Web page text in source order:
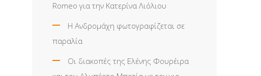
Romeo για την Κατερίνα Λιόλιου
Η Ανδρομάχη φωτογραφίζεται σε
παραλία
Οι διακοπές της Ελένης Φουρέιρα